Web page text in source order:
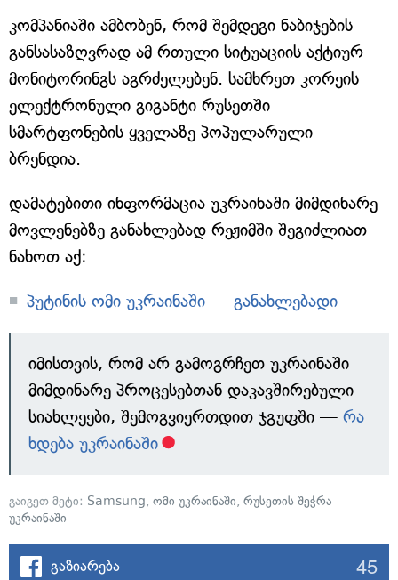
კომპანიაში ამბობენ, რომ შემდეგი ნაბიჯების
განსასაზღვრად ამ რთული სიტუაციის აქტიურ
მონიტორინგს აგრძელებენ. სამხრეთ კორეის
ელექტრონული გიგანტი რუსეთში
სმარტფონების ყველაზე პოპულარული
ბრენდია.
დამატებითი ინფორმაცია უკრაინაში მიმდინარე
მოვლენებზე განახლებად რეჟიმში შეგიძლიათ
ნახოთ აქ:
პუტინის ომი უკრაინაში — განახლებადი
იმისთვის, რომ არ გამოგრჩეთ უკრაინაში
მიმდინარე პროცესებთან დაკავშირებული
სიახლეები, შემოგვიერთდით ჯგუფში — რა
ხდება უკრაინაში
გაიგეთ მეტი: Samsung, ომი უკრაინაში, რუსეთის შეჭრა
უკრაინაში
გაზიარება 45